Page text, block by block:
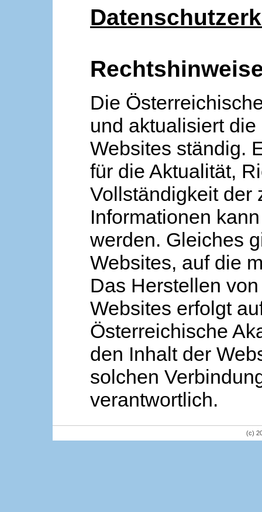
Die
und aktualisiert
Websites ständig.
für die Aktualität,
Vollständigkeit der
Informationen
werden. Gleiches
Websites, auf die
Das Herstellen
Websites erfolgt
Österreichische
den Inhalt der
solchen
verantwortlich.
(c)